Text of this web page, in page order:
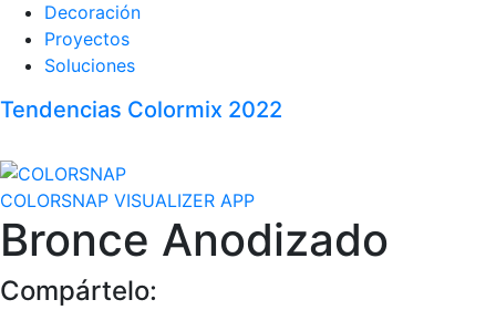
Decoración
Proyectos
Soluciones
Tendencias Colormix 2022
COLORSNAP VISUALIZER APP
Bronce Anodizado
Compártelo: